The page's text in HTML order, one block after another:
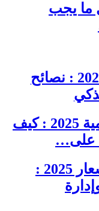
ما يجب
العقارات في مصر 2025 : نصائح
الصحة النفسية الرقمية 2025 : كيف
على…
الاقتصاد وارتفاع الأسعار 2025 :